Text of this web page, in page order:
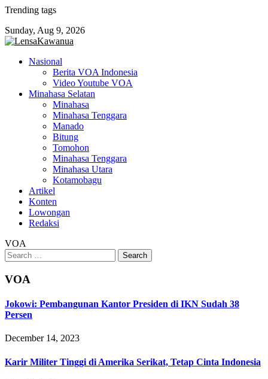
Skip
content
Trending tags
Sunday, Aug 9, 2026
Nasional
Berita VOA Indonesia
Video Youtube VOA
Minahasa Selatan
Minahasa
Minahasa Tenggara
Manado
Bitung
Tomohon
Minahasa Tenggara
Minahasa Utara
Kotamobagu
Artikel
Konten
Lowongan
Redaksi
VOA
Search
for:
VOA
Jokowi: Pembangunan Kantor Presiden di IKN Sudah 38
Persen
December 14, 2023
Karir Militer Tinggi di Amerika Serikat, Tetap Cinta Indonesia